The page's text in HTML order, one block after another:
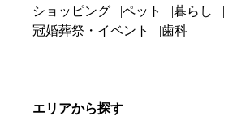
ショッピング
ペット
暮らし
冠婚葬祭・イベント
歯科
エリアから探す